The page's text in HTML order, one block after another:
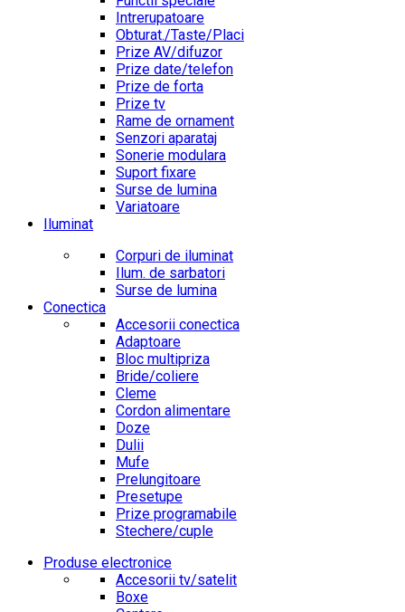
Intrerupatoare
Obturat./Taste/Placi
Prize AV/difuzor
Prize date/telefon
Prize de forta
Prize tv
Rame de ornament
Senzori aparataj
Sonerie modulara
Suport fixare
Surse de lumina
Variatoare
Iluminat
Corpuri de iluminat
Ilum. de sarbatori
Surse de lumina
Conectica
Accesorii conectica
Adaptoare
Bloc multipriza
Bride/coliere
Cleme
Cordon alimentare
Doze
Dulii
Mufe
Prelungitoare
Presetupe
Prize programabile
Stechere/cuple
Produse electronice
Accesorii tv/satelit
Boxe